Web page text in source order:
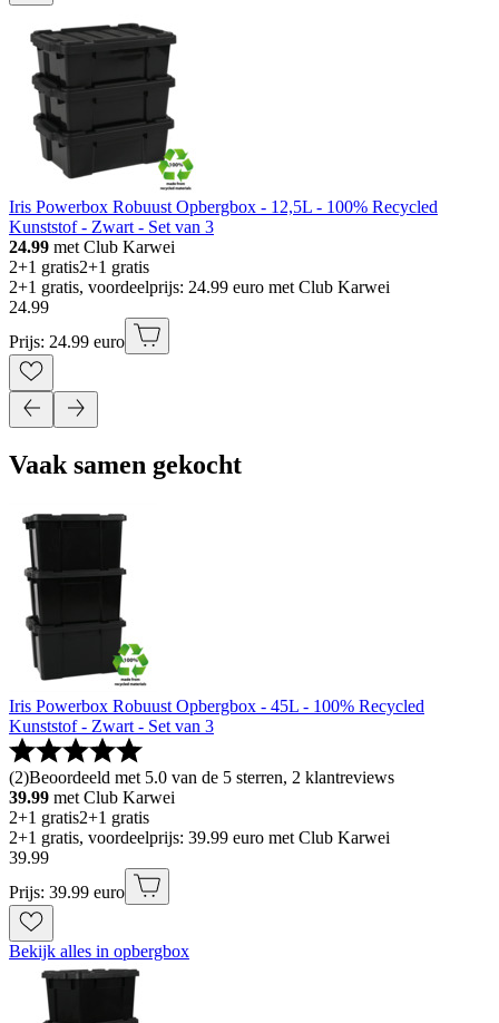
Iris Powerbox Robuust Opbergbox - 12,5L - 100% Recycled
Kunststof - Zwart - Set van 3
24.99 met Club Karwei
2+1 gratis2+1 gratis
2+1 gratis, voordeelprijs: 24.99 euro met Club Karwei
24.99
Prijs: 24.99 euro
Vaak samen gekocht
Iris Powerbox Robuust Opbergbox - 45L - 100% Recycled
Kunststof - Zwart - Set van 3
(2)Beoordeeld met 5.0 van de 5 sterren, 2 klantreviews
39.99 met Club Karwei
2+1 gratis2+1 gratis
2+1 gratis, voordeelprijs: 39.99 euro met Club Karwei
39.99
Prijs: 39.99 euro
Bekijk alles in opbergbox